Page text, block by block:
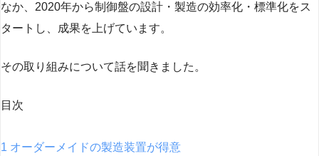
なか、2020年から制御盤の設計・製造の効率化・標準化をス
タートし、成果を上げています。
その取り組みについて話を聞きました。
目次
1 オーダーメイドの製造装置が得意